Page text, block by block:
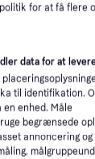
for at få flere
data for at
til identifikation.
enhed. Måle
begrænsede
annoncering og